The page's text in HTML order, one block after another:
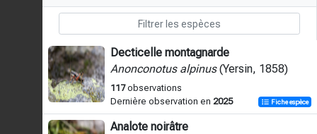
Decticelle montagnarde
Anonconotus alpinus(Yersin, 1858)
117observations
Dernière observation en 2025 Fiche espèce
Analote noirâtre